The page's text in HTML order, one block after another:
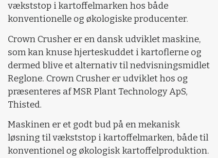
vækststop i kartoffelmarken hos både
konventionelle og økologiske producenter.
Crown Crusher er en dansk udviklet maskine,
som kan knuse hjerteskuddet i kartoflerne og
dermed blive et alternativ til nedvisningsmidlet
Reglone. Crown Crusher er udviklet hos og
præsenteres af MSR Plant Technology ApS,
Thisted.
Maskinen er et godt bud på en mekanisk
løsning til vækststop i kartoffelmarken, både til
konventionel og økologisk kartoffelproduktion.